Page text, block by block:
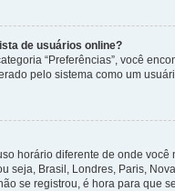
de usuários online?
“Preferências”, você
pelo sistema como um
horário diferente de onde
seja, Brasil, Londres, Paris,
se registrou, é hora para que